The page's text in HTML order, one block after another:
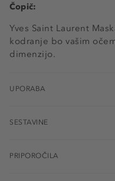
Yves Saint Laurent
kodranje bo vašim
dimenzijo.
Čopič:
UPORABA
SESTAVINE
PRIPOROČILA